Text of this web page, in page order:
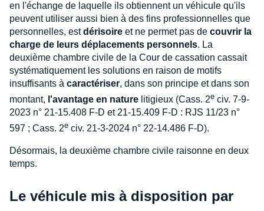
en l'échange de laquelle ils obtiennent un véhicule qu'ils
peuvent utiliser aussi bien à des fins professionnelles que
personnelles, estdérisoire et ne permet pas de couvrir la
charge de leurs déplacements personnels. La
deuxième chambre civile de la Cour de cassation cassait
systématiquement les solutions en raison de motifs
insuffisants à caractériser, dans son principe et dans son
montant, l'avantage en nature litigieux (Cass. 2e civ. 7-9-
2023 n° 21-15.408 F-D et 21-15.409 F-D : RJS 11/23 n°
597 ; Cass. 2e civ. 21-3-2024 n° 22-14.486 F-D).
Désormais, la deuxième chambre civile raisonne en deux
temps.
Le véhicule mis à disposition par